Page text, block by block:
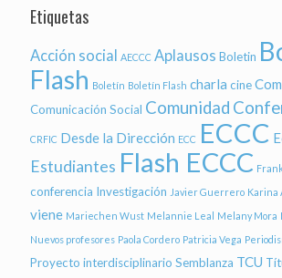
Etiquetas
Acción social AECCC Aplausos Boletin
Flash Boletín Boletín Flash charla cine
Comunicación Social Comunidad
CRFIC Desde la Dirección ECC ECCC
Estudiantes Flash ECCC
conferencia Investigación Javier Guerrero Karina
viene Mariechen Wust Melannie Leal Melany Mora
Nuevos profesores Paola Cordero Patricia Vega
Proyecto interdisciplinario Semblanza TCU